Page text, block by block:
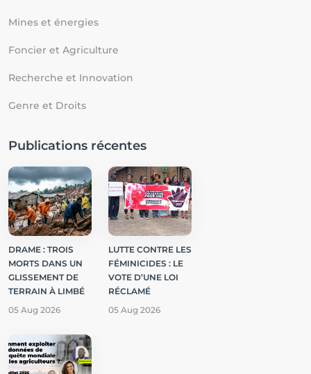
Mines et énergies
Foncier et Agriculture
Recherche et Innovation
Genre et Droits
Publications récentes
DRAME : TROIS
MORTS DANS UN
GLISSEMENT DE
TERRAIN À LIMBÉ
05 Aug 2026
LUTTE CONTRE LES
FÉMINICIDES : LE
VOTE D’UNE LOI
RÉCLAMÉ
05 Aug 2026